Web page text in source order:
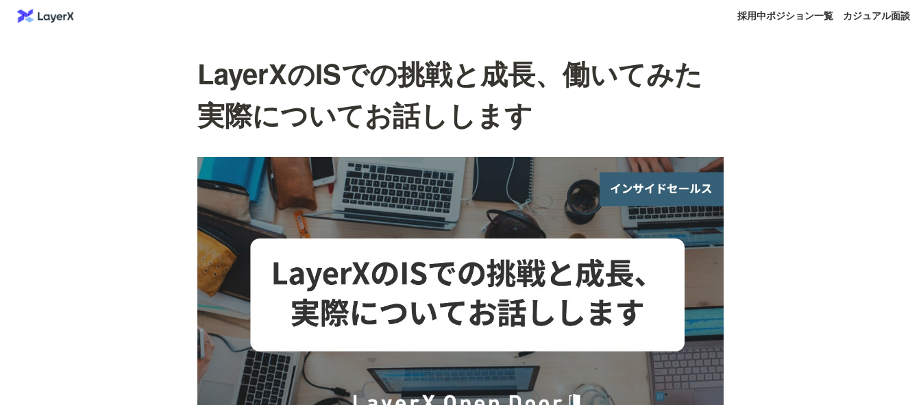
採用中ポジション一覧 カジュアル面談
LayerXのISでの挑戦と成長、働いてみた
実際についてお話しします